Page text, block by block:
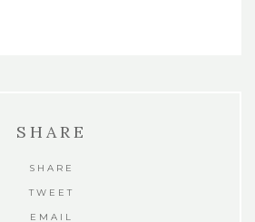
SHARE
SHARE
TWEET
EMAIL